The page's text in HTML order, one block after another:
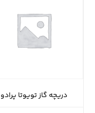
دریچه گاز تویوتا پرادو